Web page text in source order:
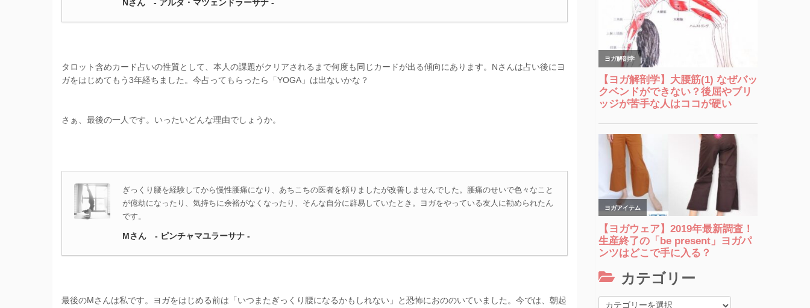
Nさん - アルダ・マツェンドラーサナ -
タロット含めカード占いの性質として、本人の課題がクリアされるまで何度も同じカードが出る傾向にあります。Nさんは占い後にヨ
ガをはじめてもう3年経ちました。今占ってもらったら「YOGA」は出ないかな？
さぁ、最後の一人です。いったいどんな理由でしょうか。
ぎっくり腰を経験してから慢性腰痛になり、あちこちの医者を頼りましたが改善しませんでした。腰痛のせいで色々なこと
が億劫になったり、気持ちに余裕がなくなったり、そんな自分に辟易していたとき。ヨガをやっている友人に勧められたん
です。
Mさん - ピンチャマユラーサナ -
最後のMさんは私です。ヨガをはじめる前は「いつまたぎっくり腰になるかもしれない」と恐怖におののいていました。今では、朝起
カテゴリー
カ